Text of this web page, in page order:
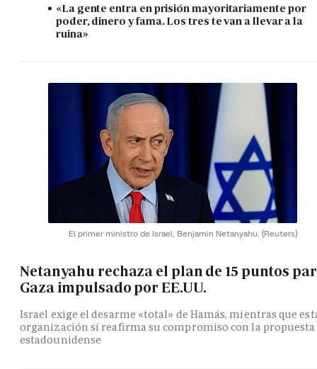
«La gente entra en prisión mayoritariamente por
poder, dinero y fama. Los tres te van a llevar a la
ruina»
El primer ministro de Israel, Benjamin Netanyahu. (Reuters)
Netanyahu rechaza el plan de 15 puntos
Gaza impulsado por EE.UU.
Israel exige el desarme «total» de Hamás, mientras que
organización sí reafirma su compromiso con la propuesta
estadounidense